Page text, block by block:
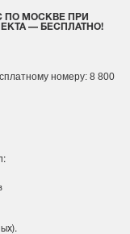
).
ПО МОСКВЕ ПРИ
— БЕСПЛАТНО!
номеру: 8 800